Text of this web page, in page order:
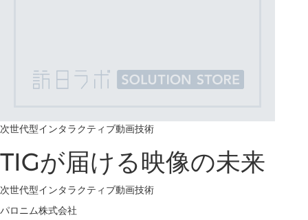
次世代型インタラクティブ動画技術
TIGが届ける映像の未来
次世代型インタラクティブ動画技術
パロニム株式会社